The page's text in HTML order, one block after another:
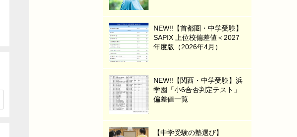
NEW!!【首都圏・中学受験】
SAPIX 上位校偏差値＜2027
年度版（2026年4月）
NEW!!【関西・中学受験】浜
学園「小6合否判定テスト」
偏差値一覧
【中学受験の塾選び】